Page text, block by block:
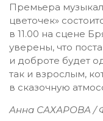
Премьера
цветочек»
в 11.00 на сцене
уверены, что
и доброте будет
так и взрослым,
в сказочную
Анна САХАРОВА /